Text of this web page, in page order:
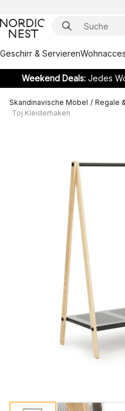
Geschirr & Servieren
Weekend Deals:Jedes
Skandinavische Möbel / Regale
Toj Kleiderhaken